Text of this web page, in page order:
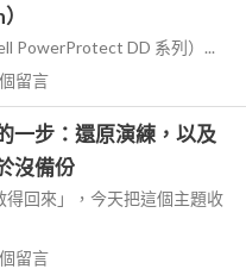
PowerProtect DD 系列）...
個留言
一步：還原演練，以及
沒備份
回來」，今天把這個主題收
個留言